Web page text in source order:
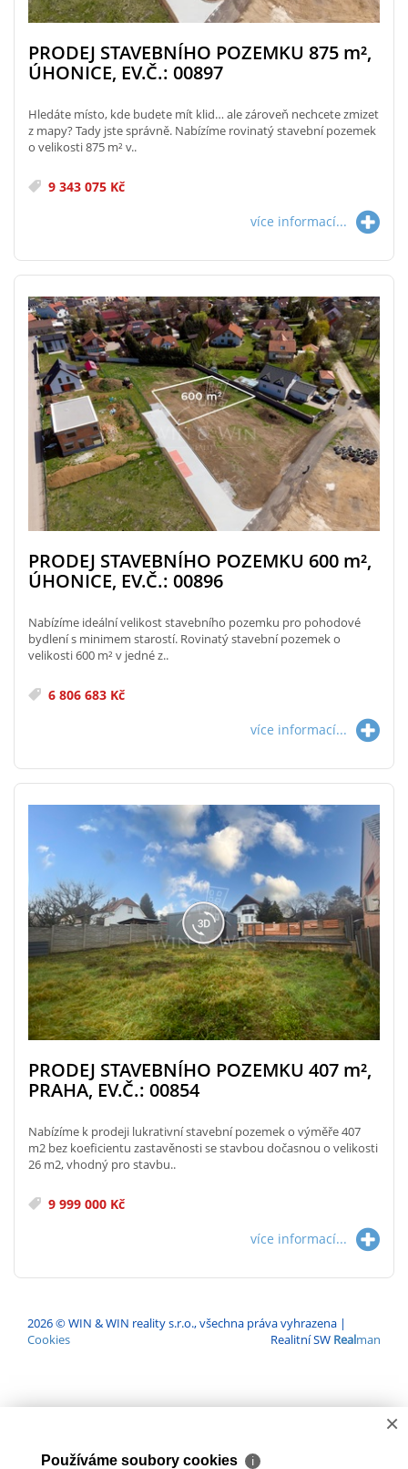
PRODEJ STAVEBNÍHO POZEMKU 875 m²,
ÚHONICE, EV.Č.: 00897
Hledáte místo, kde budete mít klid… ale zároveň nechcete zmizet
z mapy? Tady jste správně. Nabízíme rovinatý stavební pozemek
o velikosti 875 m² v..
9 343 075 Kč
více informací...
PRODEJ STAVEBNÍHO POZEMKU 600 m²,
ÚHONICE, EV.Č.: 00896
Nabízíme ideální velikost stavebního pozemku pro pohodové
bydlení s minimem starostí. Rovinatý stavební pozemek o
velikosti 600 m² v jedné z..
6 806 683 Kč
více informací...
PRODEJ STAVEBNÍHO POZEMKU 407 m²,
PRAHA, EV.Č.: 00854
Nabízíme k prodeji lukrativní stavební pozemek o výměře 407
m2 bez koeficientu zastavěnosti se stavbou dočasnou o velikosti
26 m2, vhodný pro stavbu..
9 999 000 Kč
více informací...
2026 © WIN & WIN reality s.r.o., všechna práva vyhrazena |
Cookies
Realitní SW Realman
×
Používáme soubory cookies ℹ